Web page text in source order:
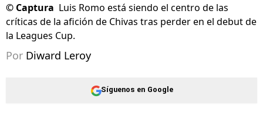
© Captura Luis Romo está siendo el centro de las
críticas de la afición de Chivas tras perder en el debut de
la Leagues Cup.
Por Diward Leroy
Síguenos en Google